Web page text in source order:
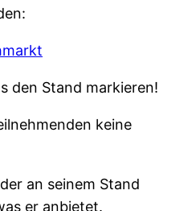
den Stand markieren!
keine
an seinem Stand
er anbietet.